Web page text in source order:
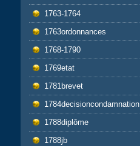
1763-1764
1763ordonnances
1768-1790
1769etat
1781brevet
1784decisioncondamnation
1788diplôme
1788jb